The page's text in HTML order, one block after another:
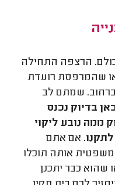
הרצפה התחילה
שהמרפסת רועדת
ברחוב. שמתם לב
בדיוק נכנס
ממה נובע ליקוי
אם אתם
משפטית אותה תוכלו
שהוא כבר יתכנן